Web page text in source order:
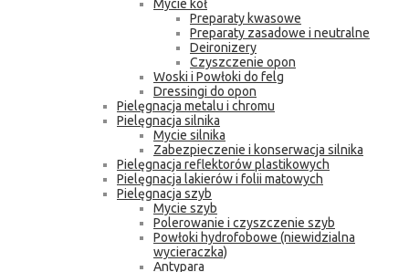
Mycie kół
Preparaty kwasowe
Preparaty zasadowe i neutralne
Deironizery
Czyszczenie opon
Woski i Powłoki do felg
Dressingi do opon
Pielęgnacja metalu i chromu
Pielęgnacja silnika
Mycie silnika
Zabezpieczenie i konserwacja silnika
Pielęgnacja reflektorów plastikowych
Pielęgnacja lakierów i folii matowych
Pielęgnacja szyb
Mycie szyb
Polerowanie i czyszczenie szyb
Powłoki hydrofobowe (niewidzialna
wycieraczka)
Antypara